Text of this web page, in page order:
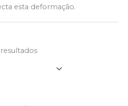
esta deformação.